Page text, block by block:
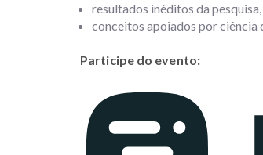
resultados inéditos da
conceitos apoiados por ciência
Participe do evento: